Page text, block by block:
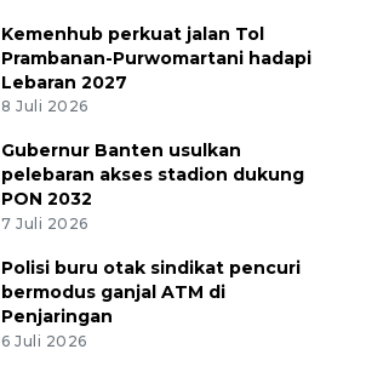
Kemenhub perkuat jalan Tol
Prambanan-Purwomartani hadapi
Lebaran 2027
8 Juli 2026
Gubernur Banten usulkan
pelebaran akses stadion dukung
PON 2032
7 Juli 2026
Polisi buru otak sindikat pencuri
bermodus ganjal ATM di
Penjaringan
6 Juli 2026